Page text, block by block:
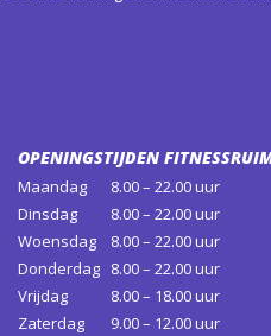
OPENINGSTIJDEN
Maandag
8.00 – 22.00 uur
Dinsdag
8.00 – 22.00 uur
Woensdag
8.00 – 22.00 uur
Donderdag 8.00 – 22.00 uur
Vrijdag
8.00 – 18.00 uur
Zaterdag
9.00 – 12.00 uur